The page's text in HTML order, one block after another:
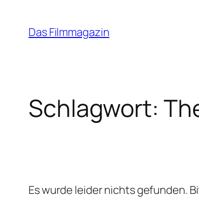
Inhalt
springen
Das Filmmagazin
Schlagwort:
Es wurde leider nichts gefunden.